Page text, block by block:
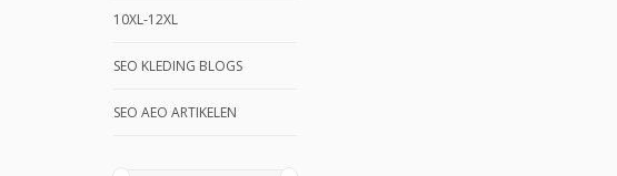
10XL-12XL
SEO KLEDING BLOGS
SEO AEO ARTIKELEN